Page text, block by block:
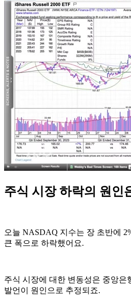
주식 시장 하락의 원인
오늘 NASDAQ 지수는 장 초반에
큰 폭으로 하락했어요.
주식 시장에 대한 변동성은 중앙은
발언이 원인으로 추정되죠.